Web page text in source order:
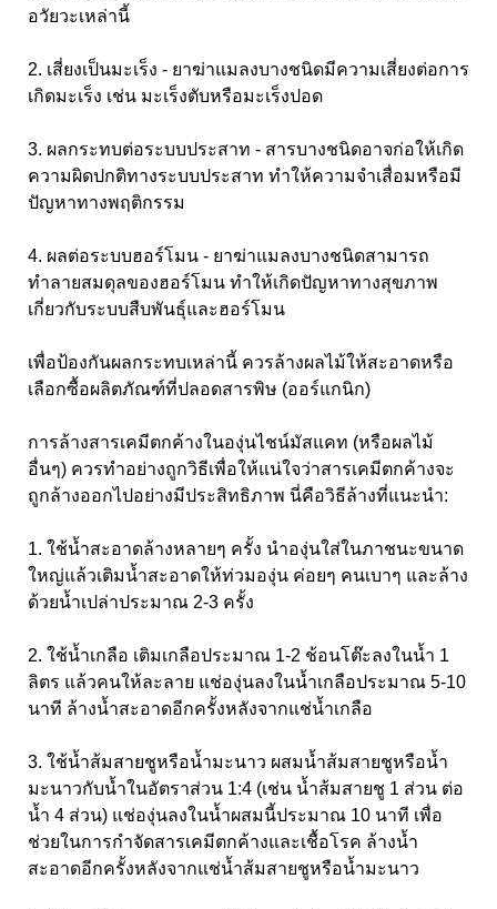
อวัยวะเหล่านี้
2. เสี่ยงเป็นมะเร็ง - ยาฆ่าแมลงบางชนิดมีความเสี่ยงต่อการ
เกิดมะเร็ง เช่น มะเร็งตับหรือมะเร็งปอด
3. ผลกระทบต่อระบบประสาท - สารบางชนิดอาจก่อให้เกิด
ความผิดปกติทางระบบประสาท ทำให้ความจำเสื่อมหรือมี
ปัญหาทางพฤติกรรม
4. ผลต่อระบบฮอร์โมน - ยาฆ่าแมลงบางชนิดสามารถ
ทำลายสมดุลของฮอร์โมน ทำให้เกิดปัญหาทางสุขภาพ
เกี่ยวกับระบบสืบพันธุ์และฮอร์โมน
เพื่อป้องกันผลกระทบเหล่านี้ ควรล้างผลไม้ให้สะอาดหรือ
เลือกซื้อผลิตภัณฑ์ที่ปลอดสารพิษ (ออร์แกนิก)
การล้างสารเคมีตกค้างในองุ่นไชน์มัสแคท (หรือผลไม้
อื่นๆ) ควรทำอย่างถูกวิธีเพื่อให้แน่ใจว่าสารเคมีตกค้างจะ
ถูกล้างออกไปอย่างมีประสิทธิภาพ นี่คือวิธีล้างที่แนะนำ:
1. ใช้น้ำสะอาดล้างหลายๆ ครั้ง นำองุ่นใส่ในภาชนะขนาด
ใหญ่แล้วเติมน้ำสะอาดให้ท่วมองุ่น ค่อยๆ คนเบาๆ และล้าง
ด้วยน้ำเปล่าประมาณ 2-3 ครั้ง
2. ใช้น้ำเกลือ เติมเกลือประมาณ 1-2 ช้อนโต๊ะลงในน้ำ 1
ลิตร แล้วคนให้ละลาย แช่องุ่นลงในน้ำเกลือประมาณ 5-10
นาที ล้างน้ำสะอาดอีกครั้งหลังจากแช่น้ำเกลือ
3. ใช้น้ำส้มสายชูหรือน้ำมะนาว ผสมน้ำส้มสายชูหรือน้ำ
มะนาวกับน้ำในอัตราส่วน 1:4 (เช่น น้ำส้มสายชู 1 ส่วน ต่อ
น้ำ 4 ส่วน) แช่องุ่นลงในน้ำผสมนี้ประมาณ 10 นาที เพื่อ
ช่วยในการกำจัดสารเคมีตกค้างและเชื้อโรค ล้างน้ำ
สะอาดอีกครั้งหลังจากแช่น้ำส้มสายชูหรือน้ำมะนาว